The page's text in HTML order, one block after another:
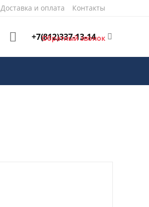
Доставка и оплата Контакты
+7(812)337-13-14
Обратный звонок